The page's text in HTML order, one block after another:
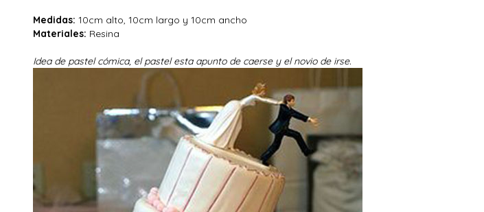
Medidas: 10cm alto, 10cm largo y 10cm ancho
Materiales: Resina
Idea de pastel cómica, el pastel esta apunto de caerse y el novio de irse.